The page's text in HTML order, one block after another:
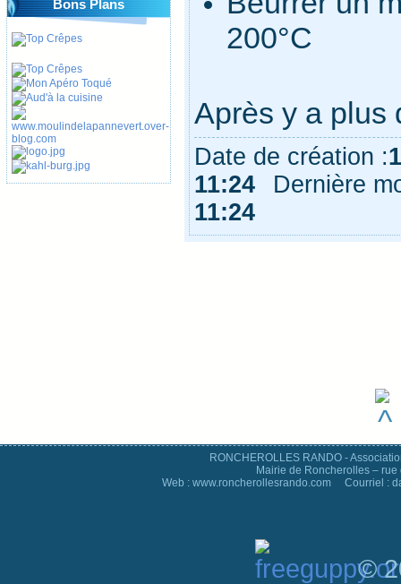
Bons Plans
200°C
Après y a plus
Date de création :
11:24
Dernière
11:24
RONCHEROLLES RANDO -
Mairie de Roncherolles –
Web : www.roncherollesrando.com Courriel :
©